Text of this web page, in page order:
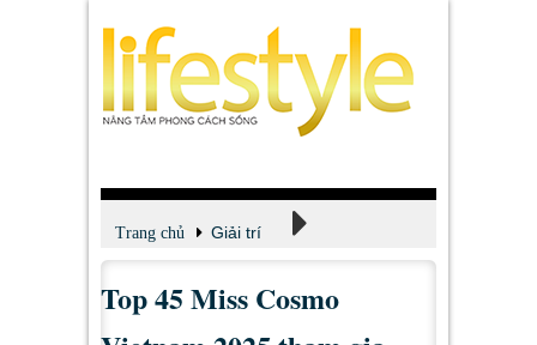
Trang chủ Giải trí
Xem - Nghe - Đọc
Top 45 Miss Cosmo